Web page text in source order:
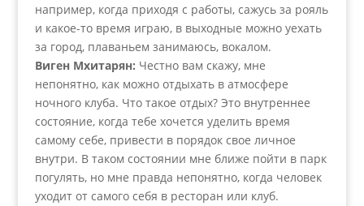
например, когда приходя с работы, сажусь за рояль
и какое-то время играю, в выходные можно уехать
за город, плаваньем занимаюсь, вокалом.
Виген Мхитарян: Честно вам скажу, мне
непонятно, как можно отдыхать в атмосфере
ночного клуба. Что такое отдых? Это внутреннее
состояние, когда тебе хочется уделить время
самому себе, привести в порядок свое личное
внутри. В таком состоянии мне ближе пойти в парк
погулять, но мне правда непонятно, когда человек
уходит от самого себя в ресторан или клуб.